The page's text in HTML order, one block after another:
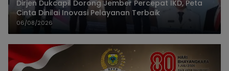
Dirjen Dukcapil Dorong Jember Percepat IKD, Peta
Cinta Dinilai Inovasi Pelayanan Terbaik
06/08/2026